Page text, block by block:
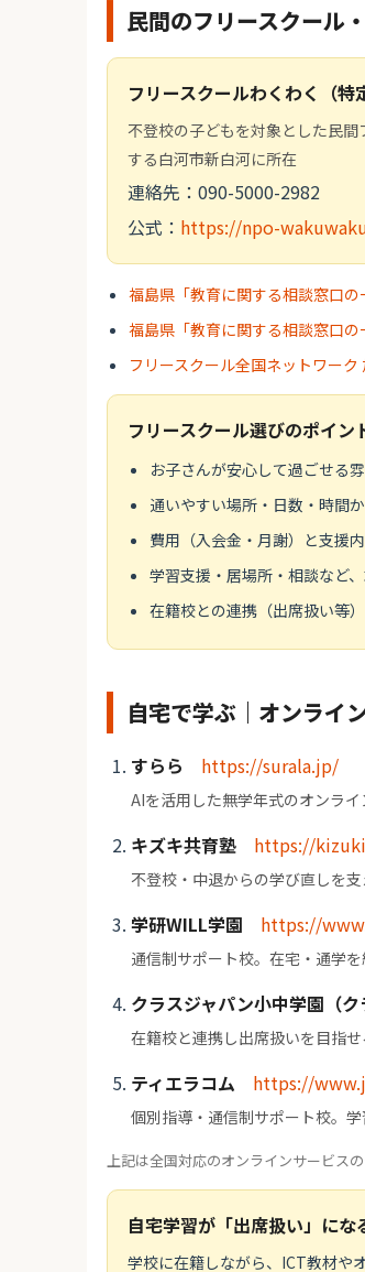
民間のフリースクール
フリースクールわくわく（特
不登校の子どもを対象とした民
する白河市新白河に所在
連絡先：090-5000-2982
公式： https://npo-
福島県「教育に関する相談窓口の
福島県「教育に関する相談窓口の
フリースクール全国ネットワーク
フリースクール選びのポイン
お子さんが安心して過ごせる
通いやすい場所・日数・時間か
費用（入会金・月謝）と支援
学習支援・居場所・相談など
在籍校との連携（出席扱い等
自宅で学ぶ｜オンライ
すらら https://surala.jp/
AIを活用した無学年式のオンラ
キズキ共育塾 https://
不登校・中退からの学び直しを
学研WILL学園 https://
通信制サポート校。在宅・通学
クラスジャパン小中学園（ク
在籍校と連携し出席扱いを目指
ティエラコム https://
個別指導・通信制サポート校。
上記は全国対応のオンラインサービス
自宅学習が「出席扱い」にな
学校に在籍しながら、ICT教材や